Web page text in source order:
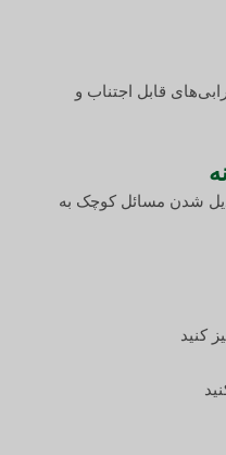
قابل اجتناب و
شدن مسائل کوچک به
کنید